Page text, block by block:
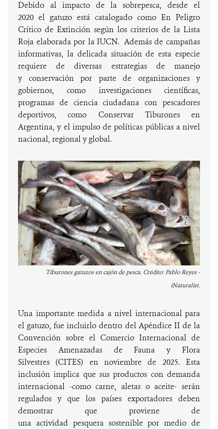
Debido al impacto de la sobrepesca, desde el
2020 el gatuzo está catalogado como En Peligro
Crítico de Extinción según los criterios de la Lista
Roja elaborada por la IUCN. Además de campañas
informativas, la delicada situación de esta especie
requiere de diversas estrategias de manejo
y conservación por parte de organizaciones y
gobiernos, como investigaciones científicas,
programas de ciencia ciudadana con pescadores
deportivos, como Conservar Tiburones en
Argentina, y el impulso de políticas públicas a nivel
nacional, regional y global.
Tiburones gatuzos en cajón de pesca. Crédito: Pablo Reyes -
iNaturalist.
Una importante medida a nivel internacional para
el gatuzo, fue incluirlo dentro del Apéndice II de la
Convención sobre el Comercio Internacional de
Especies Amenazadas de Fauna y Flora
Silvestres (CITES) en noviembre de 2025. Esta
inclusión implica que sus productos con demanda
internacional -como carne, aletas o aceite- serán
regulados y que los países exportadores deben
demostrar que proviene de
una actividad pesquera sostenible por medio de